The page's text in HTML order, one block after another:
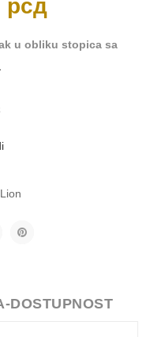
рсд
u obliku stopica sa
DOSTUPNOST